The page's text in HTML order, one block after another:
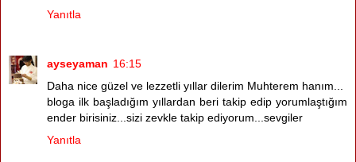
Yanıtla
ayseyaman 16:15
Daha nice güzel ve lezzetli yıllar dilerim Muhterem hanım...
bloga ilk başladığım yıllardan beri takip edip yorumlaştığım
ender birisiniz...sizi zevkle takip ediyorum...sevgiler
Yanıtla